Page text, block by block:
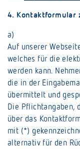
4. Kontaktformular
a)
Auf unserer
welches für die
werden kann.
die in der
übermittelt und
Die Pflichtangaben,
über das
mit (*)
alternativ für den